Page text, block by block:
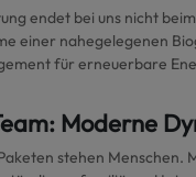
endet bei uns nicht
einer nahegelegenen
für erneuerbare
Moderne
stehen Menschen.